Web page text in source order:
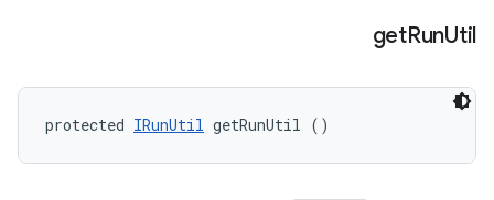
getRunUtil
protected IRunUtil getRunUtil ()